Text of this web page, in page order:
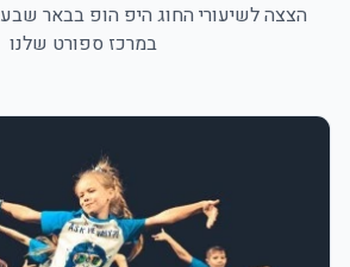
הצצה לשיעורי החוג היפ הופ בבאר שבע
במרכז ספורט שלנו